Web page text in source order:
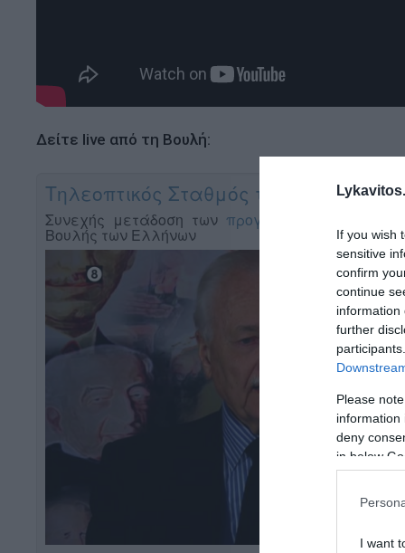
If you wish
sensitive
confirm
continue
information
further
Please
information
deny
in below
I want
Δείτε live από τη Βουλή: